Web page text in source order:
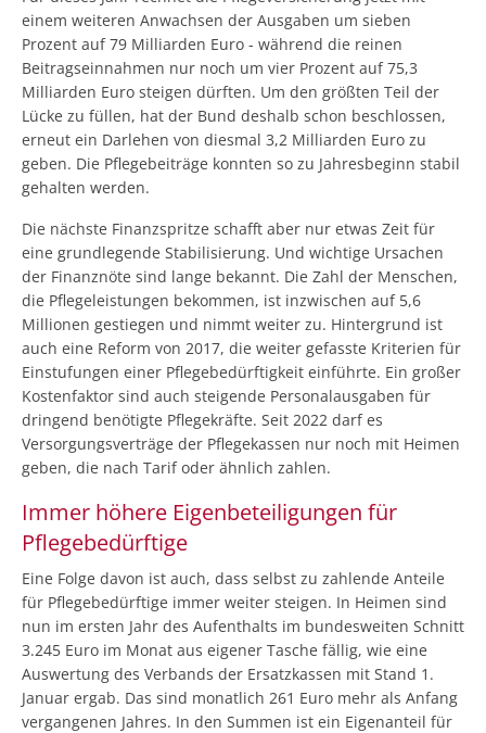
einem weiteren Anwachsen der Ausgaben um sieben
Prozent auf 79 Milliarden Euro - während die reinen
Beitragseinnahmen nur noch um vier Prozent auf 75,3
Milliarden Euro steigen dürften. Um den größten Teil der
Lücke zu füllen, hat der Bund deshalb schon beschlossen,
erneut ein Darlehen von diesmal 3,2 Milliarden Euro zu
geben. Die Pflegebeiträge konnten so zu Jahresbeginn stabil
gehalten werden.
Die nächste Finanzspritze schafft aber nur etwas Zeit für
eine grundlegende Stabilisierung. Und wichtige Ursachen
der Finanznöte sind lange bekannt. Die Zahl der Menschen,
die Pflegeleistungen bekommen, ist inzwischen auf 5,6
Millionen gestiegen und nimmt weiter zu. Hintergrund ist
auch eine Reform von 2017, die weiter gefasste Kriterien für
Einstufungen einer Pflegebedürftigkeit einführte. Ein großer
Kostenfaktor sind auch steigende Personalausgaben für
dringend benötigte Pflegekräfte. Seit 2022 darf es
Versorgungsverträge der Pflegekassen nur noch mit Heimen
geben, die nach Tarif oder ähnlich zahlen.
Immer höhere Eigenbeteiligungen für
Pflegebedürftige
Eine Folge davon ist auch, dass selbst zu zahlende Anteile
für Pflegebedürftige immer weiter steigen. In Heimen sind
nun im ersten Jahr des Aufenthalts im bundesweiten Schnitt
3.245 Euro im Monat aus eigener Tasche fällig, wie eine
Auswertung des Verbands der Ersatzkassen mit Stand 1.
Januar ergab. Das sind monatlich 261 Euro mehr als Anfang
vergangenen Jahres. In den Summen ist ein Eigenanteil für